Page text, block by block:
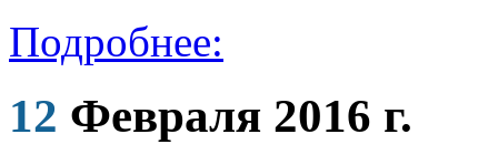
Подробнее:
12 Февраля 2016 г.